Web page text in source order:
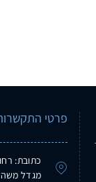
פרטי
כתובת: רחוב
מגדל משה